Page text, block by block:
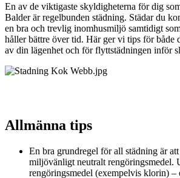
En av de viktigaste skyldigheterna för dig
Balder är regelbunden städning. Städar du
en bra och trevlig inomhusmiljö samtidigt
håller bättre över tid. Här ger vi tips för både
av din lägenhet och för flyttstädningen inför
Allmänna tips
En bra grundregel för all städning är
miljövänligt neutralt rengöringsmedel.
rengöringsmedel (exempelvis klorin) –